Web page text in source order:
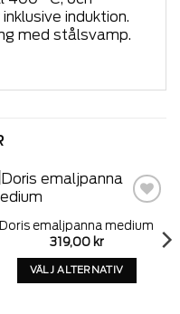
induktion.
med stålsvamp.
wishlist
Doris emaljpanna medium
319,00 kr
VÄLJ ALTERNATIV